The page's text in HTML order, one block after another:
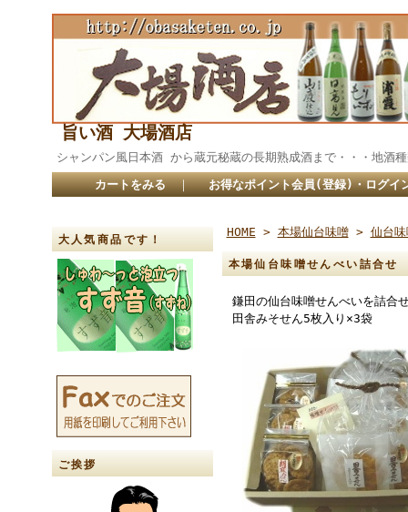
旨い酒 大場酒店
シャンパン風日本酒 から蔵元秘蔵の長期熟成酒まで・・
カートをみる ｜ お得なポイント会員(登録)・ログイ
大人気商品です！
ご挨拶
HOME > 本場仙台味噌> 仙台
本場仙台味噌せんべい詰合
鎌田の仙台味噌せんべいを詰
田舎みそせん5枚入り×3袋